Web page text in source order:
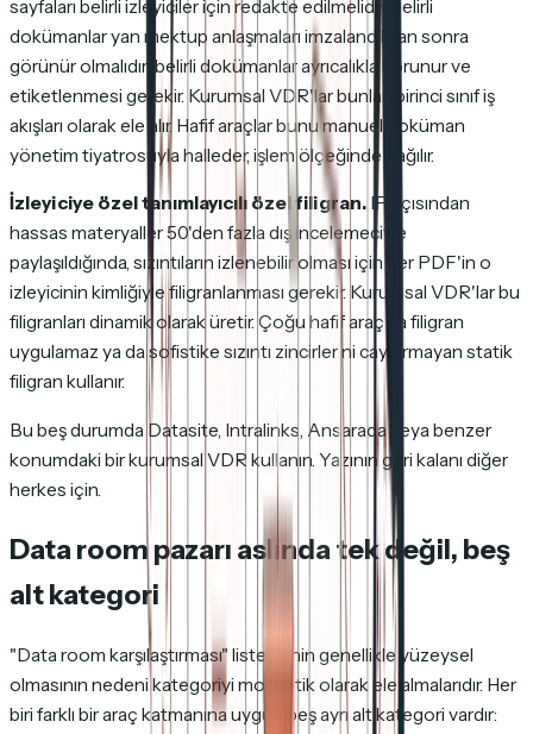
sayfaları belirli izleyiciler için redakte edilmelidir; belirli
dokümanlar yan mektup anlaşmaları imzalandıktan sonra
görünür olmalıdır; belirli dokümanlar ayrıcalıkla korunur ve
etiketlenmesi gerekir. Kurumsal VDR'lar bunları birinci sınıf iş
akışları olarak ele alır. Hafif araçlar bunu manuel doküman
yönetim tiyatrosuyla halleder, işlem ölçeğinde dağılır.
İzleyiciye özel tanımlayıcılı özel filigran. IP açısından
hassas materyaller 50'den fazla dış incelemeciyle
paylaşıldığında, sızıntıların izlenebilir olması için her PDF'in o
izleyicinin kimliğiyle filigranlanması gerekir. Kurumsal VDR'lar bu
filigranları dinamik olarak üretir. Çoğu hafif araç ya filigran
uygulamaz ya da sofistike sızıntı zincirlerini caydırmayan statik
filigran kullanır.
Bu beş durumda Datasite, Intralinks, Ansarada veya benzer
konumdaki bir kurumsal VDR kullanın. Yazının geri kalanı diğer
herkes için.
Data room pazarı aslında tek değil, beş
alt kategori
"Data room karşılaştırması" listelerinin genellikle yüzeysel
olmasının nedeni kategoriyi monolitik olarak ele almalarıdır. Her
biri farklı bir araç katmanına uygun beş ayrı alt kategori vardır: